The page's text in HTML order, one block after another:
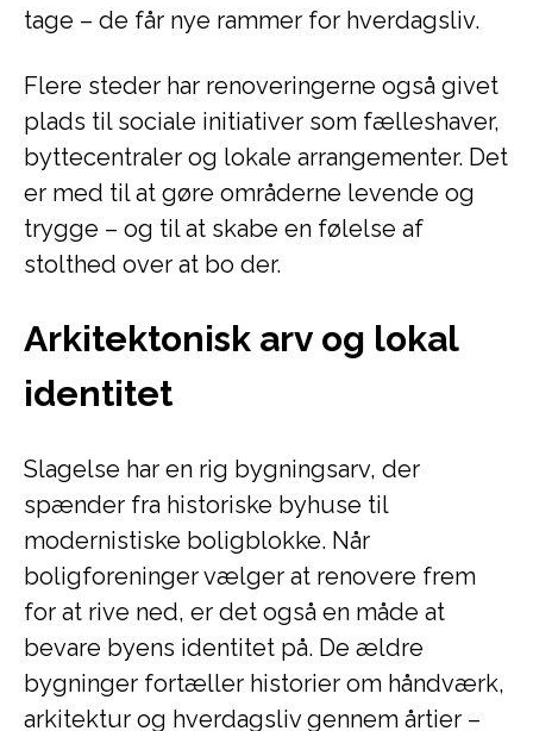
tage – de får nye rammer for hverdagsliv.
Flere steder har renoveringerne også givet
plads til sociale initiativer som fælleshaver,
byttecentraler og lokale arrangementer. Det
er med til at gøre områderne levende og
trygge – og til at skabe en følelse af
stolthed over at bo der.
Arkitektonisk arv og lokal
identitet
Slagelse har en rig bygningsarv, der
spænder fra historiske byhuse til
modernistiske boligblokke. Når
boligforeninger vælger at renovere frem
for at rive ned, er det også en måde at
bevare byens identitet på. De ældre
bygninger fortæller historier om håndværk,
arkitektur og hverdagsliv gennem årtier –